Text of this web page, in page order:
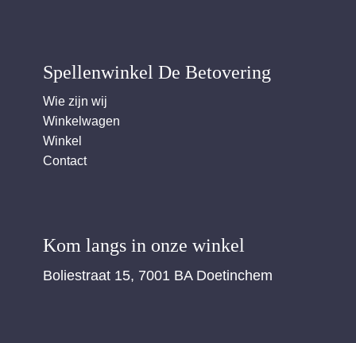
Spellenwinkel De Betover​ing
Wie zijn wij
Winkelwagen
Winkel
Contact
Kom langs in onze winkel
Boliestraat 15, 7001 BA Doetinchem